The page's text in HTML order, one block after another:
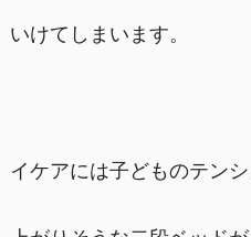
いけてしまいます。
イケアには子どものテン